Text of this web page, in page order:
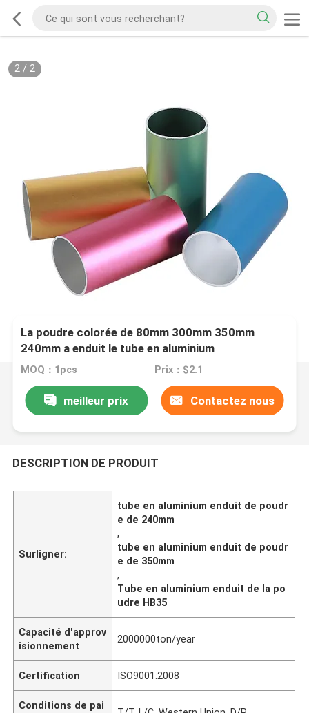
2/ 2
La poudre colorée de 80mm 300mm 350mm
240mm a enduit le tube en aluminium
MOQ：1pcs Prix：$2.1
meilleur prix Contactez nous
DESCRIPTION DE PRODUIT
Surligner:
tube en aluminium enduit de poudr
e de 240mm
,
tube en aluminium enduit de poudr
e de 350mm
,
Tube en aluminium enduit de la po
udre HB35
Capacité d'approv
isionnement
2000000ton/year
Certification ISO9001:2008
Conditions de pai